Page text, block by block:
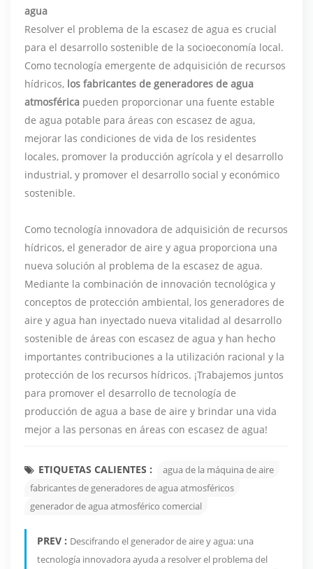
agua
Resolver el problema de la escasez de agua es crucial
para el desarrollo sostenible de la socioeconomía local.
Como tecnología emergente de adquisición de recursos
hídricos, los fabricantes de generadores de agua
atmosférica pueden proporcionar una fuente estable
de agua potable para áreas con escasez de agua,
mejorar las condiciones de vida de los residentes
locales, promover la producción agrícola y el desarrollo
industrial, y promover el desarrollo social y económico
sostenible.
Como tecnología innovadora de adquisición de recursos
hídricos, el generador de aire y agua proporciona una
nueva solución al problema de la escasez de agua.
Mediante la combinación de innovación tecnológica y
conceptos de protección ambiental, los generadores de
aire y agua han inyectado nueva vitalidad al desarrollo
sostenible de áreas con escasez de agua y han hecho
importantes contribuciones a la utilización racional y la
protección de los recursos hídricos. ¡Trabajemos juntos
para promover el desarrollo de tecnología de
producción de agua a base de aire y brindar una vida
mejor a las personas en áreas con escasez de agua!
ETIQUETAS CALIENTES :
agua de la máquina de aire
fabricantes de generadores de agua atmosféricos
generador de agua atmosférico comercial
PREV : Descifrando el generador de aire y agua: una
tecnología innovadora ayuda a resolver el problema del